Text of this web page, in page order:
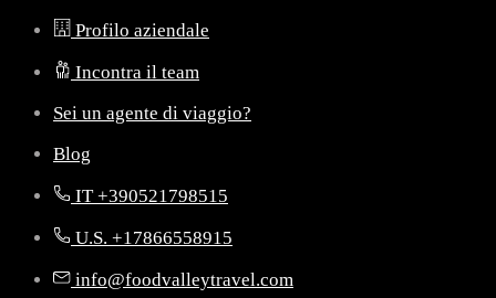
Profilo aziendale
Incontra il team
Sei un agente di viaggio?
Blog
IT +390521798515
U.S. +17866558915
info@foodvalleytravel.com